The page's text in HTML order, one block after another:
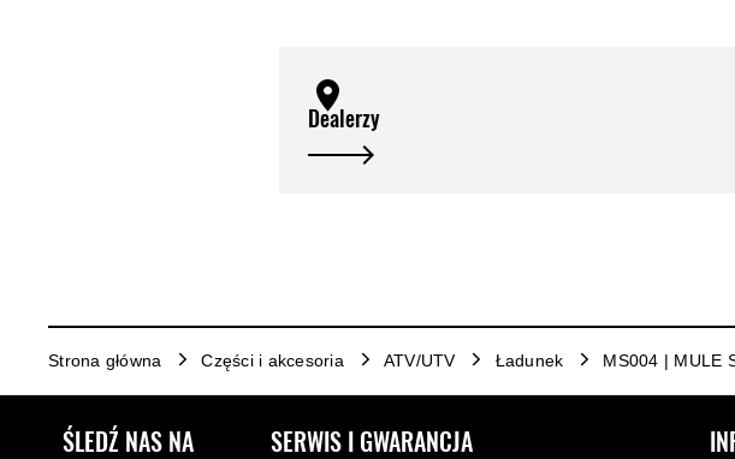
Dealerzy
Strona główna Części i akcesoria ATV/UTV Ładunek MS004 | MULE
ŚLEDŹ NAS NA SERWIS I GWARANCJA